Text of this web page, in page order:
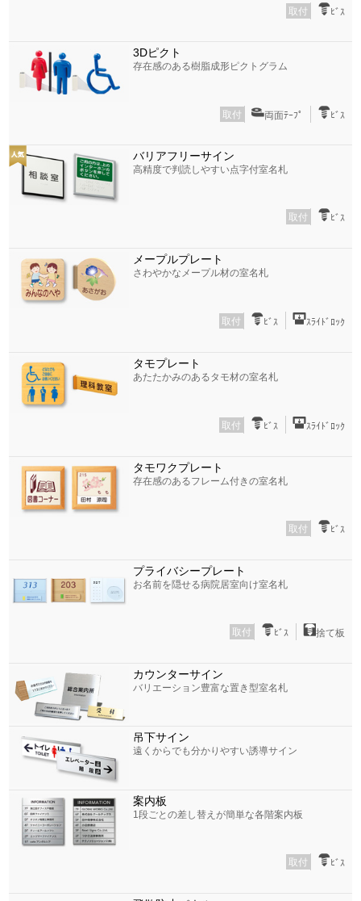
取付 ﾋﾞｽ
3Dピクト
存在感のある樹脂成形ピクトグラム
取付 両面ﾃｰﾌﾟ ﾋﾞｽ
バリアフリーサイン
高精度で判読しやすい点字付室名札
取付 ﾋﾞｽ
メープルプレート
さわやかなメープル材の室名札
取付 ﾋﾞｽ ｽﾗｲﾄﾞﾛｯｸ
タモプレート
あたたかみのあるタモ材の室名札
取付 ﾋﾞｽ ｽﾗｲﾄﾞﾛｯｸ
タモワクプレート
存在感のあるフレーム付きの室名札
取付 ﾋﾞｽ
プライバシープレート
お名前を隠せる病院居室向け室名札
取付 ﾋﾞｽ 捨て板
カウンターサイン
バリエーション豊富な置き型室名札
吊下サイン
遠くからでも分かりやすい誘導サイン
案内板
1段ごとの差し替えが簡単な各階案内板
取付 ﾋﾞｽ